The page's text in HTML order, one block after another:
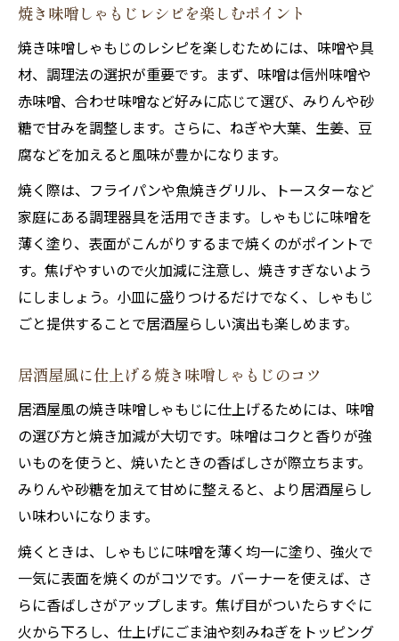
焼き味噌しゃもじレシピを楽しむポイント
焼き味噌しゃもじのレシピを楽しむためには、味噌や具
材、調理法の選択が重要です。まず、味噌は信州味噌や
赤味噌、合わせ味噌など好みに応じて選び、みりんや砂
糖で甘みを調整します。さらに、ねぎや大葉、生姜、豆
腐などを加えると風味が豊かになります。
焼く際は、フライパンや魚焼きグリル、トースターなど
家庭にある調理器具を活用できます。しゃもじに味噌を
薄く塗り、表面がこんがりするまで焼くのがポイントで
す。焦げやすいので火加減に注意し、焼きすぎないよう
にしましょう。小皿に盛りつけるだけでなく、しゃもじ
ごと提供することで居酒屋らしい演出も楽しめます。
居酒屋風に仕上げる焼き味噌しゃもじのコツ
居酒屋風の焼き味噌しゃもじに仕上げるためには、味噌
の選び方と焼き加減が大切です。味噌はコクと香りが強
いものを使うと、焼いたときの香ばしさが際立ちます。
みりんや砂糖を加えて甘めに整えると、より居酒屋らし
い味わいになります。
焼くときは、しゃもじに味噌を薄く均一に塗り、強火で
一気に表面を焼くのがコツです。バーナーを使えば、さ
らに香ばしさがアップします。焦げ目がついたらすぐに
火から下ろし、仕上げにごま油や刻みねぎをトッピング